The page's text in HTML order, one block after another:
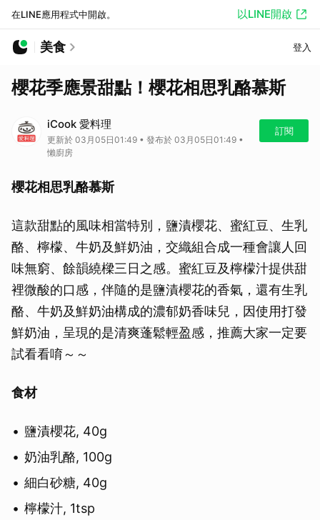
在LINE應用程式中開啟。 以LINE開啟
美食 登入
櫻花季應景甜點！櫻花相思乳酪慕斯
iCook 愛料理
更新於 03月05日01:49 • 發布於 03月05日01:49 •
懶廚房
訂閱
櫻花相思乳酪慕斯
這款甜點的風味相當特別，鹽漬櫻花、蜜紅豆、生乳
酪、檸檬、牛奶及鮮奶油，交織組合成一種會讓人回
味無窮、餘韻繞樑三日之感。蜜紅豆及檸檬汁提供甜
裡微酸的口感，伴隨的是鹽漬櫻花的香氣，還有生乳
酪、牛奶及鮮奶油構成的濃郁奶香味兒，因使用打發
鮮奶油，呈現的是清爽蓬鬆輕盈感，推薦大家一定要
試看看唷～～
食材
鹽漬櫻花, 40g
奶油乳酪, 100g
細白砂糖, 40g
檸檬汁, 1tsp